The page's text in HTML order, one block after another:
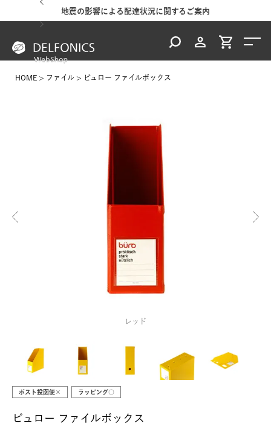
地震の影響による配達状況に関するご案内
HOME ファイル ビュロー ファイルボックス
レッド
ポスト投函便× ラッピング○
ビュロー ファイルボックス